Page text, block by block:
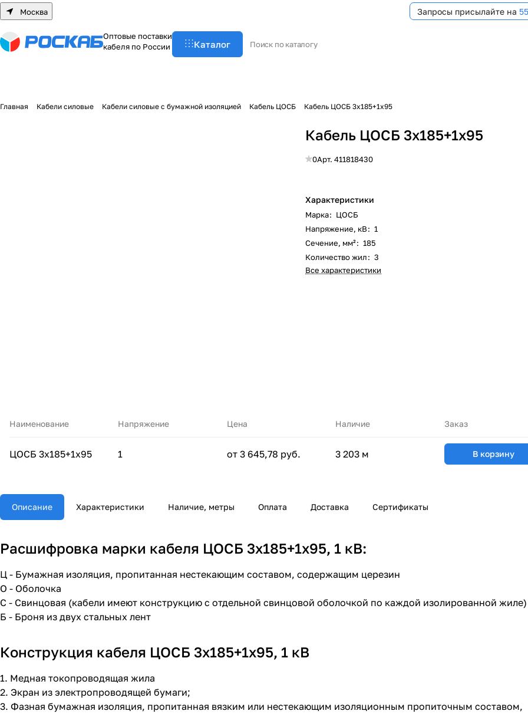
Москва Запросы присылайте на
Оптовые поставки
кабеля по России Каталог
Главная Кабели силовые Кабели силовые с бумажной изоляцией Кабель ЦОСБ Кабель ЦОСБ 3х185+1х95
Кабель ЦОСБ 3х185+1х95
0Арт. 411818430
Характеристики
Марка: ЦОСБ
Напряжение, кВ: 1
Сечение, мм²: 185
Количество жил: 3
Все характеристики
Наименование Напряжение Цена Наличие Заказ
ЦОСБ 3х185+1х95 1 от 3 645,78 руб. 3 203 м В корзину
Описание Характеристики Наличие, метры Оплата Доставка Сертификаты
Расшифровка марки кабеля ЦОСБ 3х185+1х95, 1 кВ:
Ц - Бумажная изоляция, пропитанная нестекающим составом, содержащим церезин
О - Оболочка
С - Свинцовая (кабели имеют конструкцию с отдельной свинцовой оболочкой по каждой изолированной жиле)
Б - Броня из двух стальных лент
Конструкция кабеля ЦОСБ 3х185+1х95, 1 кВ
1. Медная токопроводящая жила
2. Экран из электропроводящей бумаги;
3. Фазная бумажная изоляция, пропитанная вязким или нестекающим изоляционным пропиточным составом,